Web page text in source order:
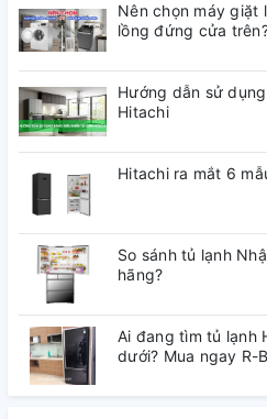
Tính năng
Nên chọn máy giặt
lồng đứng cửa
Hướng dẫn sử
Hitachi
Hitachi ra mắt 6
So sánh tủ lạnh
hãng?
Ai đang tìm tủ lạnh
dưới? Mua ngay R-